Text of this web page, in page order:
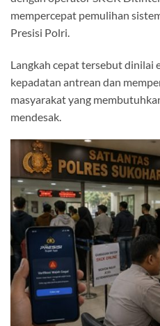
mempercepat pemulihan
Presisi Polri.
Langkah cepat tersebut dinilai
kepadatan antrean dan
masyarakat yang
mendesak.